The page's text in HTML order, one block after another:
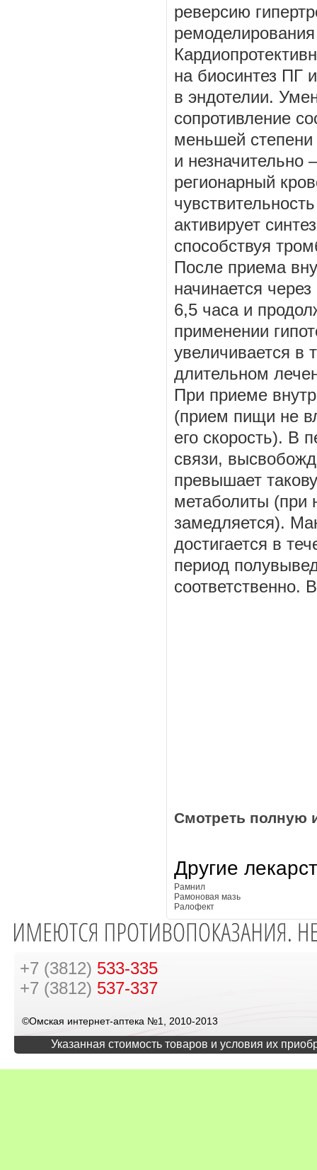
реверсию
на биосинтез ПГ
в эндотелии.
сопротивление
меньшей степени
и незначительно
регионарный
активирует
способствуя
После приема
начинается
6,5 часа и
применении
увеличивается в
длительном
При приеме
(прием пищи не
его скорость). В
связи,
превышает
метаболиты (при
замедляется).
достигается в
период
соответственно.
Смотреть полную
Другие
Рамнил
Рамоновая мазь
Ралофект
+7 (3812) 533-335
+7 (3812) 537-337
©Омская интернет-аптека №1, 2010-2013
Указанная стоимость товаров и условия их